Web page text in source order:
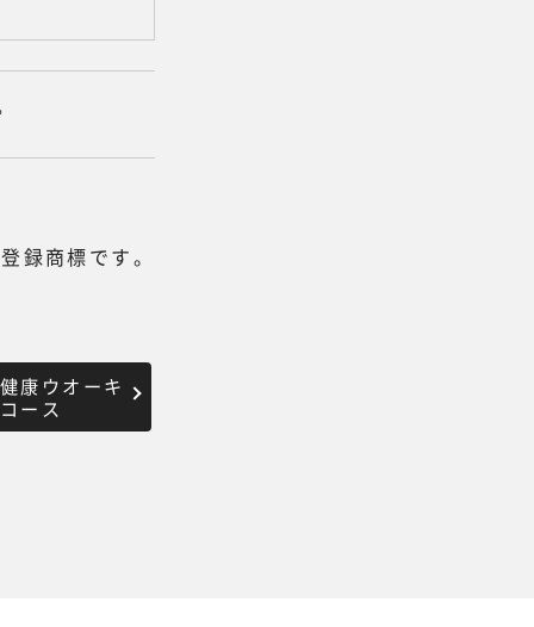
録商標です。
康ウオーキ
ース